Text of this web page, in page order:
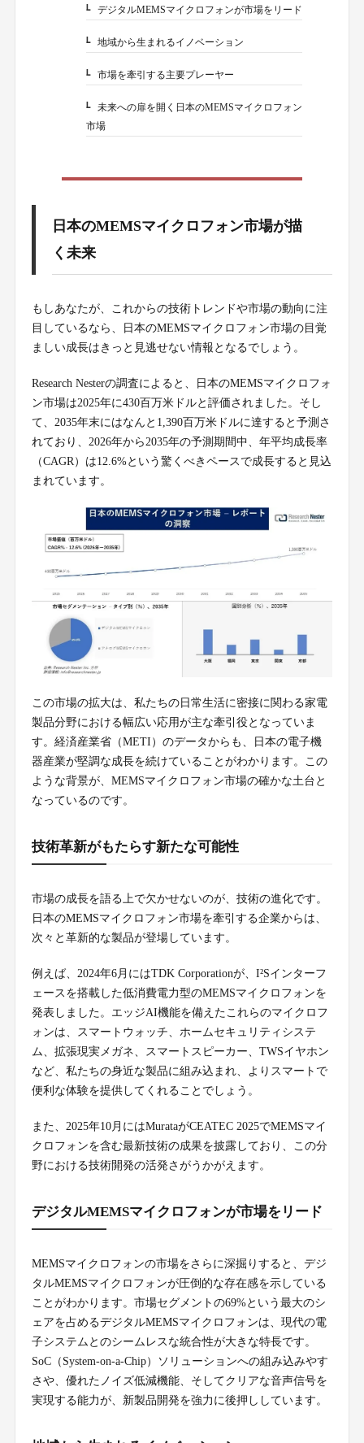
1-2.デジタルMEMSマイクロフォンが市場をリード
1-3.地域から生まれるイノベーション
1-4.市場を牽引する主要プレーヤー
1-5.未来への扉を開く日本のMEMSマイクロフォン
市場
日本のMEMSマイクロフォン市場が描
く未来
もしあなたが、これからの技術トレンドや市場の動向に注
目しているなら、日本のMEMSマイクロフォン市場の目覚
ましい成長はきっと見逃せない情報となるでしょう。
Research Nesterの調査によると、日本のMEMSマイクロフォ
ン市場は2025年に430百万米ドルと評価されました。そし
て、2035年末にはなんと1,390百万米ドルに達すると予測さ
れており、2026年から2035年の予測期間中、年平均成長率
（CAGR）は12.6%という驚くべきペースで成長すると見込
まれています。
この市場の拡大は、私たちの日常生活に密接に関わる家電
製品分野における幅広い応用が主な牽引役となっていま
す。経済産業省（METI）のデータからも、日本の電子機
器産業が堅調な成長を続けていることがわかります。この
ような背景が、MEMSマイクロフォン市場の確かな土台と
なっているのです。
技術革新がもたらす新たな可能性
市場の成長を語る上で欠かせないのが、技術の進化です。
日本のMEMSマイクロフォン市場を牽引する企業からは、
次々と革新的な製品が登場しています。
例えば、2024年6月にはTDK Corporationが、I²Sインターフ
ェースを搭載した低消費電力型のMEMSマイクロフォンを
発表しました。エッジAI機能を備えたこれらのマイクロフ
ォンは、スマートウォッチ、ホームセキュリティシステ
ム、拡張現実メガネ、スマートスピーカー、TWSイヤホン
など、私たちの身近な製品に組み込まれ、よりスマートで
便利な体験を提供してくれることでしょう。
また、2025年10月にはMurataがCEATEC 2025でMEMSマイ
クロフォンを含む最新技術の成果を披露しており、この分
野における技術開発の活発さがうかがえます。
デジタルMEMSマイクロフォンが市場をリード
MEMSマイクロフォンの市場をさらに深掘りすると、デジ
タルMEMSマイクロフォンが圧倒的な存在感を示している
ことがわかります。市場セグメントの69%という最大のシ
ェアを占めるデジタルMEMSマイクロフォンは、現代の電
子システムとのシームレスな統合性が大きな特長です。
SoC（System-on-a-Chip）ソリューションへの組み込みやす
さや、優れたノイズ低減機能、そしてクリアな音声信号を
実現する能力が、新製品開発を強力に後押ししています。